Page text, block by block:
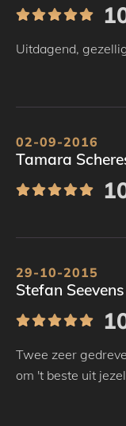
Uitdagend,
02-09-2016
Tamara
29-10-2015
Stefan Seevens
Twee zeer
om 't beste uit